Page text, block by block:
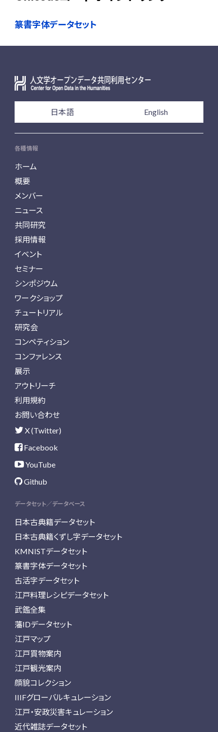
篆書字体データセット
日本語 English
各種情報
ホーム
概要
メンバー
ニュース
共同研究
採用情報
イベント
セミナー
シンポジウム
ワークショップ
チュートリアル
研究会
コンペティション
コンファレンス
展示
アウトリーチ
利用規約
お問い合わせ
X (Twitter)
Facebook
YouTube
Github
データセット／データベース
日本古典籍データセット
日本古典籍くずし字データセット
KMNISTデータセット
篆書字体データセット
古活字データセット
江戸料理レシピデータセット
武鑑全集
藩IDデータセット
江戸マップ
江戸買物案内
江戸観光案内
顔貌コレクション
IIIFグローバルキュレーション
江戸・安政災害キュレーション
近代雑誌データセット